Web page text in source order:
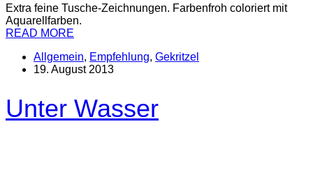
Extra feine Tusche-Zeichnungen. Farbenfroh coloriert mit
Aquarellfarben.
READ MORE
Allgemein, Empfehlung, Gekritzel
19. August 2013
Unter Wasser